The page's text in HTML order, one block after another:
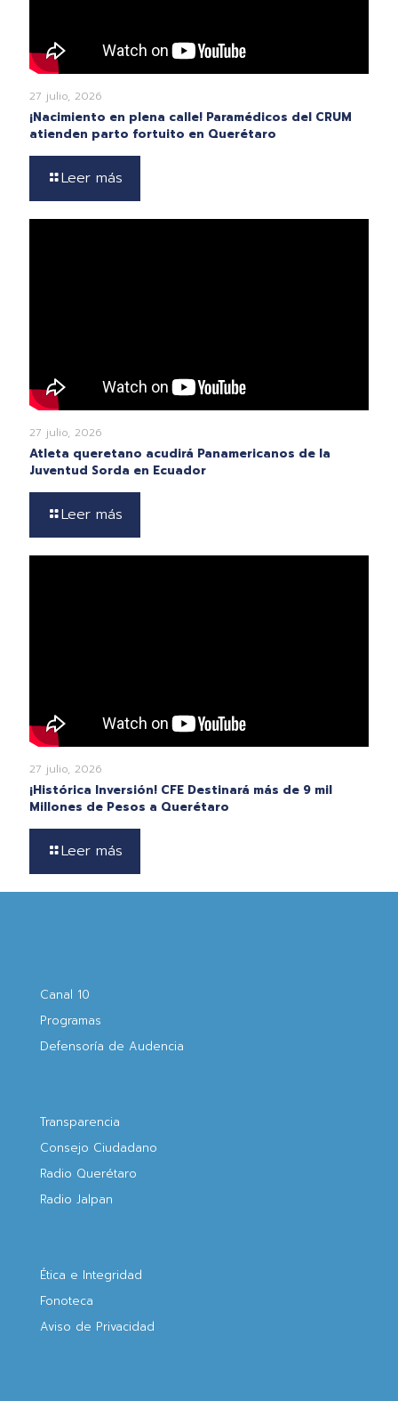
27 julio, 2026
¡Nacimiento en plena calle! Paramédicos del CRUM
atienden parto fortuito en Querétaro
Leer más
27 julio, 2026
Atleta queretano acudirá Panamericanos de la
Juventud Sorda en Ecuador
Leer más
27 julio, 2026
¡Histórica Inversión! CFE Destinará más de 9 mil
Millones de Pesos a Querétaro
Leer más
Canal 10
Programas
Defensoría de Audencia
Transparencia
Consejo Ciudadano
Radio Querétaro
Radio Jalpan
Ética e Integridad
Fonoteca
Aviso de Privacidad